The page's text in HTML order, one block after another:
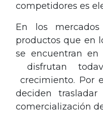
competidores es
En los
productos que en
se encuentran
disfrutan
crecimiento. Por
deciden
comercialización